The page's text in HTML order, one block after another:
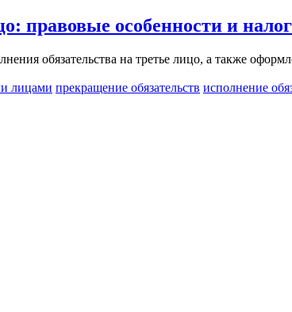
правовые особенности и
обязательства на третье лицо, а также
лицами прекращение обязательств исполнение